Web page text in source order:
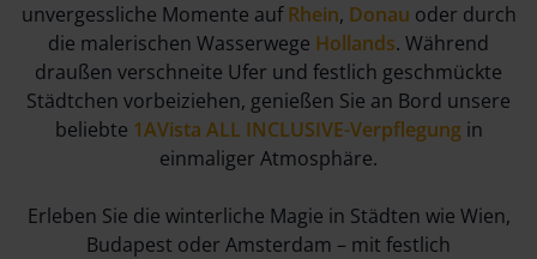
unvergessliche Momente aufRhein, Donau oder durch
die malerischen Wasserwege Hollands. Während
draußen verschneite Ufer und festlich geschmückte
Städtchen vorbeiziehen, genießen Sie an Bord unsere
beliebte 1AVista ALL INCLUSIVE-Verpflegungin
einmaliger Atmosphäre.
Erleben Sie die winterliche Magie in Städten wie Wien,
Budapest oder Amsterdam – mit festlich